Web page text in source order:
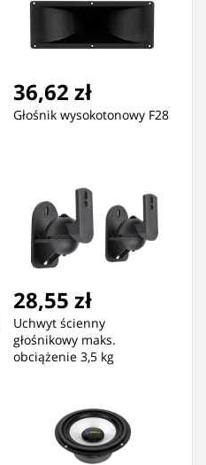
36,62 zł
Głośnik wysokotonowy F28
28,55 zł
Uchwyt ścienny
głośnikowy maks.
obciążenie 3,5 kg